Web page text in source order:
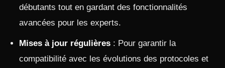
débutants tout en gardant des fonctionnalités
avancées pour les experts.
Mises à jour régulières : Pour garantir la
compatibilité avec les évolutions des protocoles et